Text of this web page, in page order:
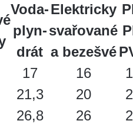
Voda-
plyn-
drát
Elektricky
svařované
a bezešvé
17 16
21,3 20
26,8 26